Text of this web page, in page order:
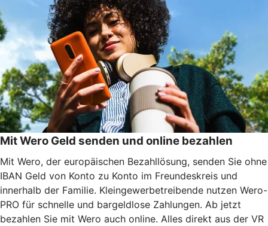
Mit Wero Geld senden und online bezahlen
Mit Wero, der europäischen Bezahllösung, senden Sie ohne
IBAN Geld von Konto zu Konto im Freundeskreis und
innerhalb der Familie. Kleingewerbetreibende nutzen Wero-
PRO für schnelle und bargeldlose Zahlungen. Ab jetzt
bezahlen Sie mit Wero auch online. Alles direkt aus der VR